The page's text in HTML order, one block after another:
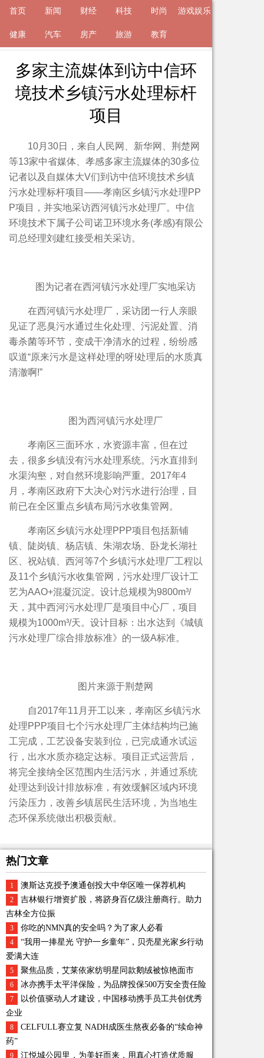
首页 新闻 财经 科技 时尚 游戏娱乐
健康 汽车 房产 旅游 教育
来自 新闻2019-11-04 14:49 的文章
多家主流媒体到访中信环
境技术乡镇污水处理标杆
项目
10月30日，来自人民网、新华网、荆楚网
等13家中省媒体、孝感多家主流媒体的30多位
记者以及自媒体大V们到访中信环境技术乡镇
污水处理标杆项目——孝南区乡镇污水处理PP
P项目，并实地采访西河镇污水处理厂。中信
环境技术下属子公司诺卫环境水务(孝感)有限公
司总经理刘建红接受相关采访。
图为记者在西河镇污水处理厂实地采访
在西河镇污水处理厂，采访团一行人亲眼
见证了恶臭污水通过生化处理、污泥处置、消
毒杀菌等环节，变成干净清水的过程，纷纷感
叹道“原来污水是这样处理的呀!处理后的水质真
清澈啊!”
图为西河镇污水处理厂
孝南区三面环水，水资源丰富，但在过
去，很多乡镇没有污水处理系统。污水直排到
水渠沟壑，对自然环境影响严重。2017年4
月，孝南区政府下大决心对污水进行治理，目
前已在全区重点乡镇布局污水收集管网。
孝南区乡镇污水处理PPP项目包括新铺
镇、陡岗镇、杨店镇、朱湖农场、卧龙长湖社
区、祝站镇、西河等7个乡镇污水处理厂工程以
及11个乡镇污水收集管网，污水处理厂设计工
艺为AAO+混凝沉淀。设计总规模为9800m³/
天，其中西河污水处理厂是项目中心厂，项目
规模为1000m³/天。设计目标：出水达到《城镇
污水处理厂综合排放标准》的一级A标准。
图片来源于荆楚网
自2017年11月开工以来，孝南区乡镇污水
处理PPP项目七个污水处理厂主体结构均已施
工完成，工艺设备安装到位，已完成通水试运
行，出水水质亦稳定达标。项目正式运营后，
将完全接纳全区范围内生活污水，并通过系统
处理达到设计排放标准，有效缓解区域内环境
污染压力，改善乡镇居民生活环境，为当地生
态环保系统做出积极贡献。
热门文章
1 澳斯达克授予澳通创投大中华区唯一保荐机构
2
吉林银行增资扩股，将跻身百亿级注册商行。助力
吉林全方位振
3 你吃的NMN真的安全吗？为了家人必看
4
“我用一捧星光 守护一乡童年”，贝壳星光家乡行动
爱满大连
5 聚焦品质，艾莱依家纺明星同款鹅绒被惊艳面市
6 冰亦携手太平洋保险，为品牌投保500万安全责任险
7
以价值驱动人才建设，中国移动携手员工共创优秀
企业
8
CELFULL赛立复 NADH成医生熬夜必备的“续命神
药”
9 江悦城公园里，为美好而来，用真心打造优质服